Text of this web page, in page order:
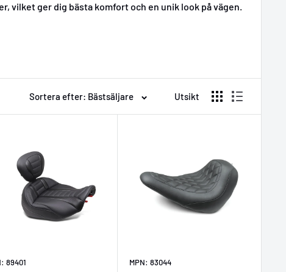
vilket ger dig bästa komfort och en unik look på vägen.
Sortera efter: Bästsäljare Utsikt
89401 MPN: 83044